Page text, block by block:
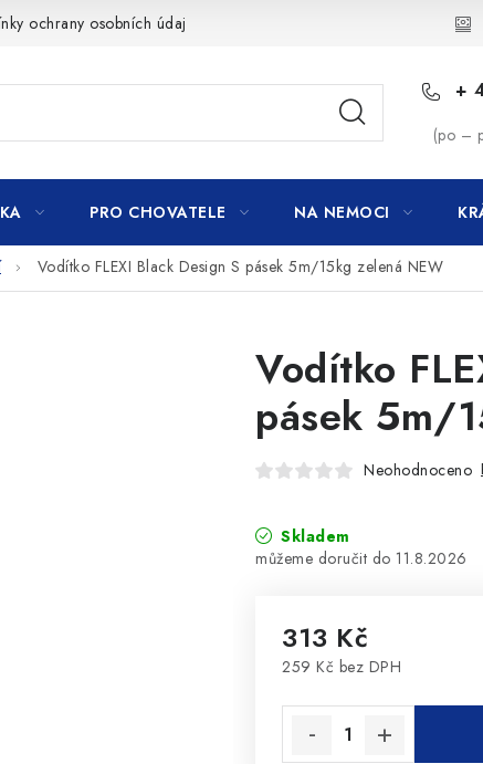
ochrany osobních údajů
+
(po –
PRO CHOVATELE NA NEMOCI
Vodítko FLEXI Black Design S pásek 5m/15kg zelená NEW
Vodítko
pásek 5m/
Neohodnoceno
Skladem
11.8.2026
313 Kč
259 Kč bez DPH